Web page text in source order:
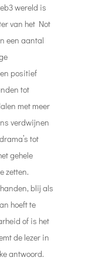
wereld is
van het Not
een aantal
positief
tot
met meer
verdwijnen
tot
gehele
zetten.
blij als
hoeft te
of is het
de lezer in
antwoord.